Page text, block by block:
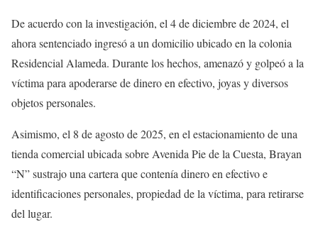
De acuerdo con la investigación, el 4 de diciembre de 2024, el
ahora sentenciado ingresó a un domicilio ubicado en la colonia
Residencial Alameda. Durante los hechos, amenazó y golpeó a la
víctima para apoderarse de dinero en efectivo, joyas y diversos
objetos personales.
Asimismo, el 8 de agosto de 2025, en el estacionamiento de una
tienda comercial ubicada sobre Avenida Pie de la Cuesta, Brayan
“N” sustrajo una cartera que contenía dinero en efectivo e
identificaciones personales, propiedad de la víctima, para retirarse
del lugar.